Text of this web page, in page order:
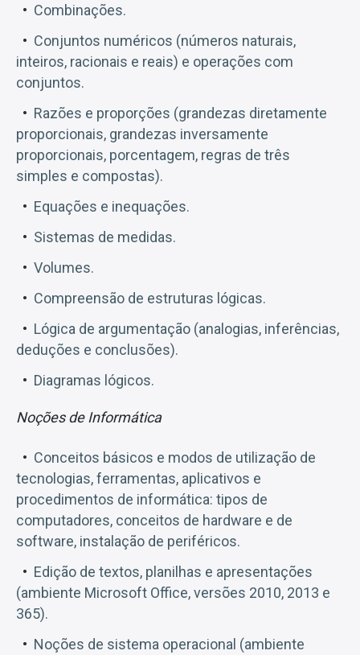
Combinações.
Conjuntos numéricos (números naturais,
inteiros, racionais e reais) e operações com
conjuntos.
Razões e proporções (grandezas diretamente
proporcionais, grandezas inversamente
proporcionais, porcentagem, regras de três
simples e compostas).
Equações e inequações.
Sistemas de medidas.
Volumes.
Compreensão de estruturas lógicas.
Lógica de argumentação (analogias, inferências,
deduções e conclusões).
Diagramas lógicos.
Noções de Informática
Conceitos básicos e modos de utilização de
tecnologias, ferramentas, aplicativos e
procedimentos de informática: tipos de
computadores, conceitos de hardware e de
software, instalação de periféricos.
Edição de textos, planilhas e apresentações
(ambiente Microsoft Office, versões 2010, 2013 e
365).
Noções de sistema operacional (ambiente